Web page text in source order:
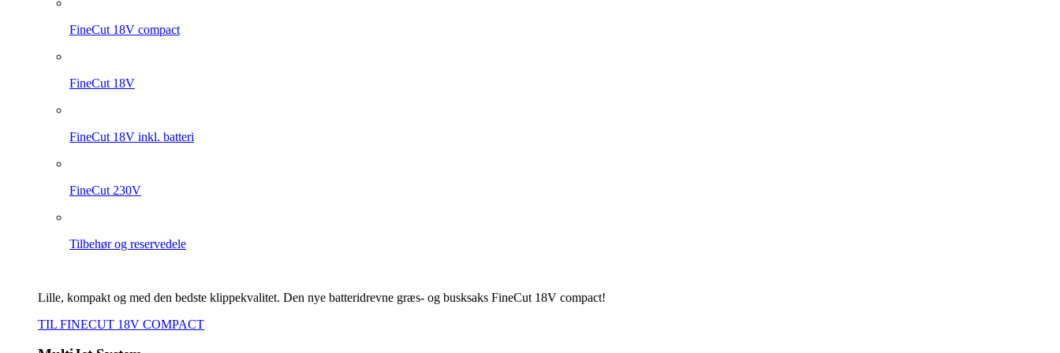
FineCut 18V compact
FineCut 18V
FineCut 18V inkl. batteri
FineCut 230V
Tilbehør og reservedele
Lille, kompakt og med den bedste klippekvalitet. Den nye batteridrevne græs- og busksaks FineCut 18V compact!
TIL FINECUT 18V COMPACT